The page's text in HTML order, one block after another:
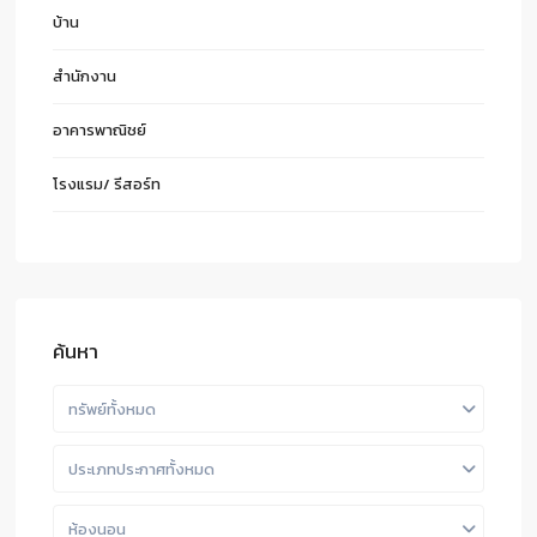
บ้าน
สำนักงาน
อาคารพาณิชย์
โรงแรม/ รีสอร์ท
ค้นหา
ทรัพย์ทั้งหมด
ประเภทประกาศทั้งหมด
ห้องนอน